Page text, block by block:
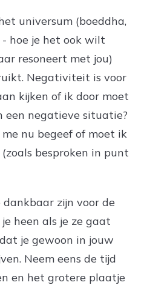
universum (boeddha,
- hoe je het ook wilt
resoneert met jou)
Negativiteit is voor
kijken of ik door moet
een negatieve situatie?
nu begeef of moet ik
besproken in punt
zijn voor de
heen als je ze gaat
je gewoon in jouw
Neem eens de tijd
en het grotere plaatje